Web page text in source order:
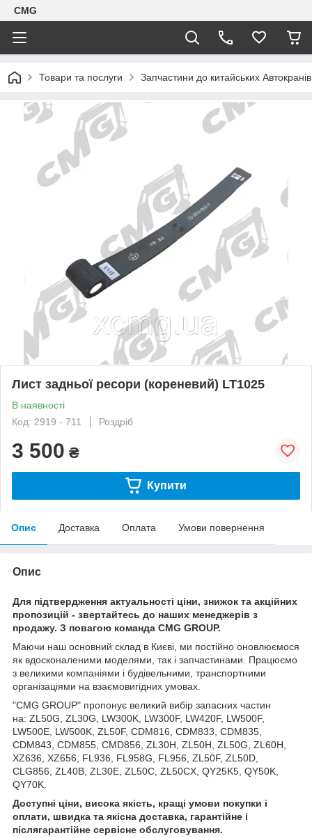
CMG
Товари та послуги Запчастини до китайських Автокранів
Лист задньої ресори (кореневий) LT1025
В наявності
Код: 2919 - 711
Роздріб
3 500 ₴
Купити
Опис Доставка Оплата Умови повернення
Опис
Для підтвердження актуальності ціни, знижок та акційних
пропозицій - звертайтесь до наших менеджерів з
продажу. З повагою команда CMG GROUP.
Маючи наш основний склад в Києві, ми постійно оновлюємося
як вдосконаленими моделями, так і запчастинами. Працюємо
з великими компаніями і будівельними, транспортними
організаціями на взаємовигідних умовах.
"CMG GROUP" пропонує великий вибір запасних частин
на: ZL50G, ZL30G, LW300K, LW300F, LW420F, LW500F,
LW500E, LW500K, ZL50F, CDM816, CDM833, CDM835,
CDM843, CDM855, CMD856, ZL30H, ZL50H, ZL50G, ZL60H,
XZ636, XZ656, FL936, FL958G, FL956, ZL50F, ZL50D,
CLG856, ZL40B, ZL30E, ZL50C, ZL50CX, QY25K5, QY50K,
QY70K.
Доступні ціни, висока якість, кращі умови покупки і
оплати, швидка та якісна доставка, гарантійне і
післягарантійне сервісне обслуговування.